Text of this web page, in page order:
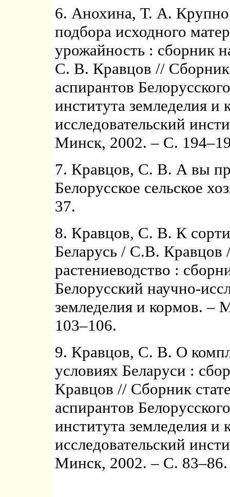
6. Анохина, Т. А.
подбора исходного
урожайность : сборник
С. В. Кравцов // Сборник
аспирантов
института земледелия
исследовательский
Минск, 2002. – С.
7. Кравцов, С. В. А вы
Белорусское сельское
37.
8. Кравцов, С. В. К
Беларусь / С.В. Кравцов
растениеводство :
Белорусский научно-
земледелия и кормов.
103–106.
9. Кравцов, С. В. О
условиях Беларуси :
Кравцов // Сборник
аспирантов
института земледелия
исследовательский
Минск, 2002. – С. 83–86.